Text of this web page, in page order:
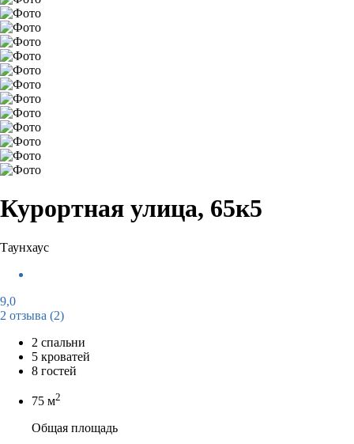
Курортная улица, 65к5
Таунхаус
9,0
2 отзыва (2)
2 спальни
5 кроватей
8 гостей
75 м2
Общая площадь